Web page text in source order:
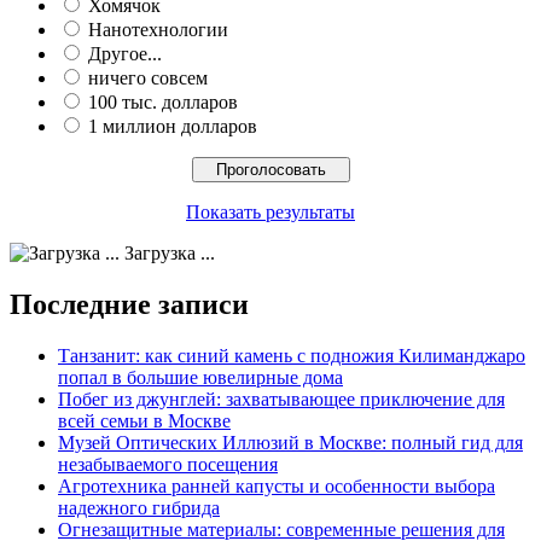
Хомячок
Нанотехнологии
Другое...
ничего совсем
100 тыс. долларов
1 миллион долларов
Показать результаты
Загрузка ...
Последние записи
Танзанит: как синий камень с подножия Килиманджаро
попал в большие ювелирные дома
Побег из джунглей: захватывающее приключение для
всей семьи в Москве
Музей Оптических Иллюзий в Москве: полный гид для
незабываемого посещения
Агротехника ранней капусты и особенности выбора
надежного гибрида
Огнезащитные материалы: современные решения для